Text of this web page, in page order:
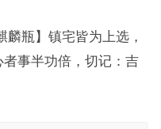
瓶】镇宅皆为上选，
者事半功倍，切记：吉